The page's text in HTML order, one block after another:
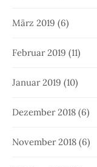
März 2019 (6)
Februar 2019 (11)
Januar 2019 (10)
Dezember 2018 (6)
November 2018 (6)